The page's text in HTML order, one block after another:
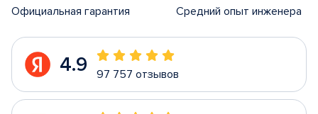
Официальная гарантия Средний опыт инженера
4.9 97 757 отзывов